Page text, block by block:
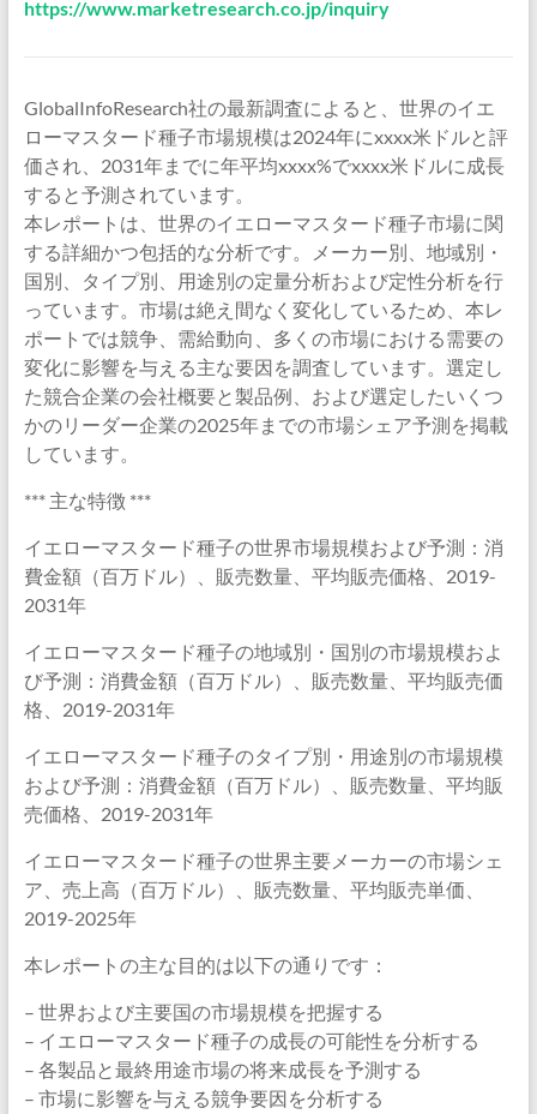
https://www.marketresearch.co.jp/inquiry
GlobalInfoResearch社の最新調査によると、世界のイエ
ローマスタード種子市場規模は2024年にxxxx米ドルと評
価され、2031年までに年平均xxxx%でxxxx米ドルに成長
すると予測されています。
本レポートは、世界のイエローマスタード種子市場に関
する詳細かつ包括的な分析です。メーカー別、地域別・
国別、タイプ別、用途別の定量分析および定性分析を行
っています。市場は絶え間なく変化しているため、本レ
ポートでは競争、需給動向、多くの市場における需要の
変化に影響を与える主な要因を調査しています。選定し
た競合企業の会社概要と製品例、および選定したいくつ
かのリーダー企業の2025年までの市場シェア予測を掲載
しています。
*** 主な特徴 ***
イエローマスタード種子の世界市場規模および予測：消
費金額（百万ドル）、販売数量、平均販売価格、2019-
2031年
イエローマスタード種子の地域別・国別の市場規模およ
び予測：消費金額（百万ドル）、販売数量、平均販売価
格、2019-2031年
イエローマスタード種子のタイプ別・用途別の市場規模
および予測：消費金額（百万ドル）、販売数量、平均販
売価格、2019-2031年
イエローマスタード種子の世界主要メーカーの市場シェ
ア、売上高（百万ドル）、販売数量、平均販売単価、
2019-2025年
本レポートの主な目的は以下の通りです：
– 世界および主要国の市場規模を把握する
– イエローマスタード種子の成長の可能性を分析する
– 各製品と最終用途市場の将来成長を予測する
– 市場に影響を与える競争要因を分析する